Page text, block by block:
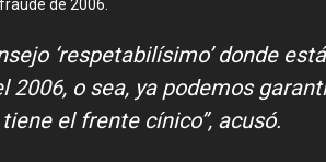
de 2006.
‘respetabilísimo’ donde
2006, o sea, ya podemos
el frente cínico”, acusó.